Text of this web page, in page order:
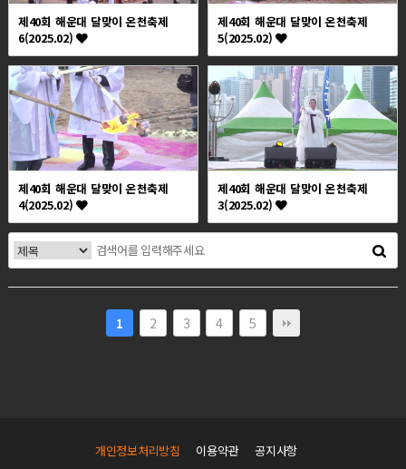
제40회 해운대 달맞이 온천축제
6(2025.02)
제40회 해운대 달맞이 온천축제
5(2025.02)
제40회 해운대 달맞이 온천축제
4(2025.02)
제40회 해운대 달맞이 온천축제
3(2025.02)
1 2 3 4 5
개인정보처리방침 이용약관 공지사항